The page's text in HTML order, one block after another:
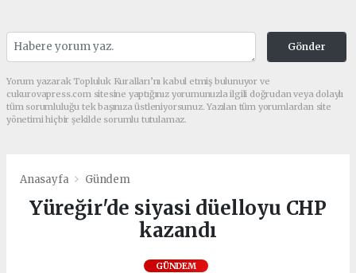
Gönder
Yorum yazarak Topluluk Kuralları’nı kabul etmiş bulunuyor ve
cukurovapress.com sitesine yaptığınız yorumunuzla ilgili doğrudan veya dolaylı
tüm sorumluluğu tek başınıza üstleniyorsunuz. Yazılan tüm yorumlardan site
yönetimi hiçbir şekilde sorumlu tutulamaz.
Anasayfa Gündem
Yüreğir'de siyasi düelloyu CHP
kazandı
GÜNDEM